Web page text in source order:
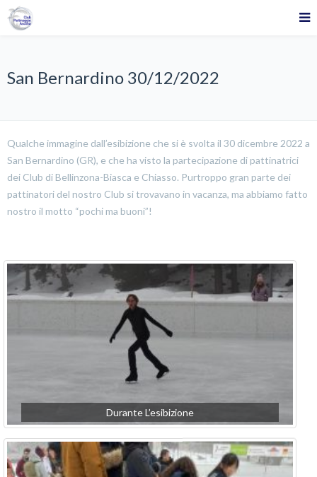
San Bernardino 30/12/2022
Qualche immagine dall’esibizione che si è svolta il 30 dicembre 2022 a
San Bernardino (GR), e che ha visto la partecipazione di pattinatrici
dei Club di Bellinzona-Biasca e Chiasso. Purtroppo gran parte dei
pattinatori del nostro Club si trovavano in vacanza, ma abbiamo fatto
nostro il motto “pochi ma buoni”!
Durante L’esibizione